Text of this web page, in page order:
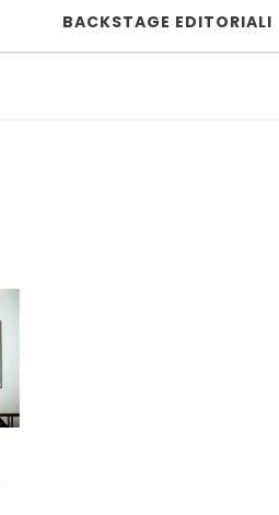
BACKSTAGE EDITORIALI